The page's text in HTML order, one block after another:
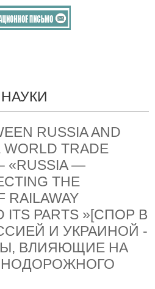
RUSSIA AND
WORLD TRADE
«RUSSIA —
THE
RAILAWAY
ITS PARTS »[СПОР В
И УКРАИНОЙ -
ВЛИЯЮЩИЕ НА